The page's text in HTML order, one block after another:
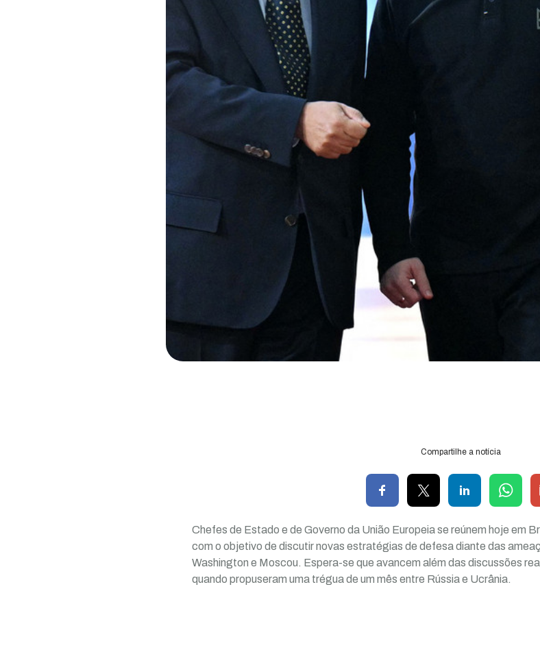
Compartilhe a notícia
Chefes de Estado e de Governo da União Europeia se reúnem hoje em
com o objetivo de discutir novas estratégias de defesa diante das
Washington e Moscou. Espera-se que avancem além das discussões
quando propuseram uma trégua de um mês entre Rússia e Ucrânia.